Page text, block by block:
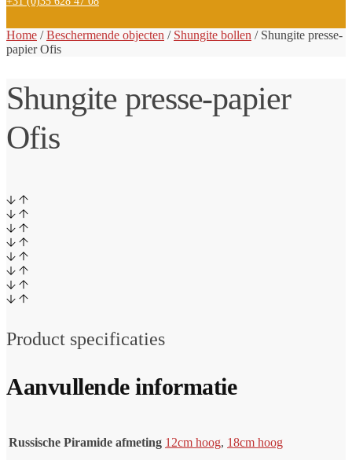
Home /Beschermende objecten / Shungite bollen / Shungite presse-
papier Ofis
Shungite presse-papier
Ofis
Product specificaties
Aanvullende informatie
Russische Piramide afmeting 12cm hoog, 18cm hoog